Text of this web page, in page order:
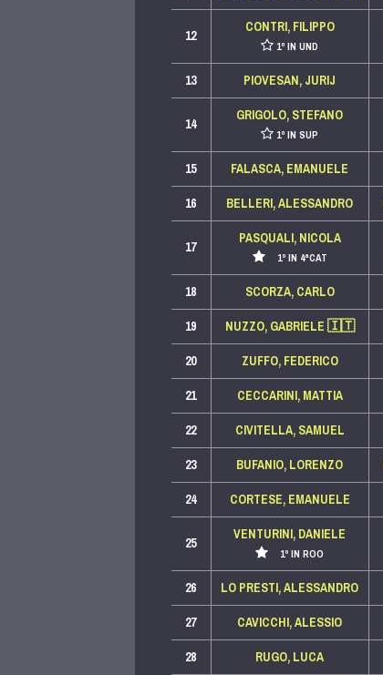
12
CONTRI, FILIPPO
1º IN UND
13
PIOVESAN, JURIJ
14
GRIGOLO, STEFANO
1º IN SUP
15
FALASCA, EMANUELE
16
BELLERI, ALESSANDRO
17
PASQUALI, NICOLA
1º IN 4ªCAT
18
SCORZA, CARLO
19
NUZZO, GABRIELE🇮🇹
20
ZUFFO, FEDERICO
21
CECCARINI, MATTIA
22
CIVITELLA, SAMUEL
23
BUFANIO, LORENZO
24
CORTESE, EMANUELE
25
VENTURINI, DANIELE
1º IN ROO
26
LO PRESTI, ALESSANDRO
27
CAVICCHI, ALESSIO
28
RUGO, LUCA